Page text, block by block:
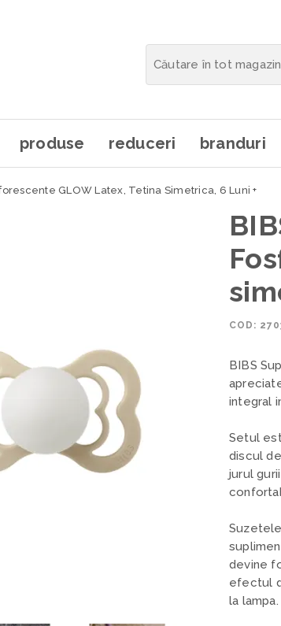
produse reduceri branduri
GLOW Latex, Tetina Simetrica, 6 Luni +
COD:
BIBS
integral
Setul
discul
jurul
devine
efectul
la